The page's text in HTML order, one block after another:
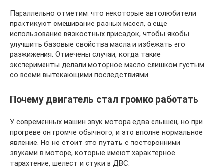
Параллельно отметим, что некоторые автолюбители
практикуют смешивание разных масел, а еще
использование вязкостных присадок, чтобы якобы
улучшить базовые свойства масла и избежать его
разжижения. Отмечены случаи, когда такие
эксперименты делали моторное масло слишком густым
со всеми вытекающими последствиями.
Почему двигатель стал громко работать
У современных машин звук мотора едва слышен, но при
прогреве он громче обычного, и это вполне нормальное
явление. Но не стоит это путать с посторонними
звуками в моторе, которые имеют характерное
тарахтение, шелест и стуки в ДВС.